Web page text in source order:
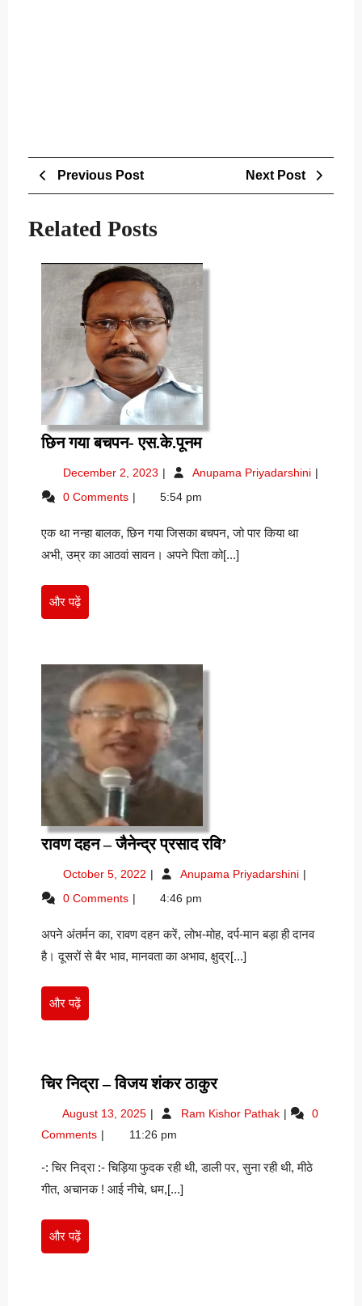
Post
navigation
Previous PostPrevious
Next Post
Related Posts
छिन गया बचपन- एस.के.पूनमछिन
बचपन-
एस.के.पूनम
December 2, 2023 December
2023
Anupama Priyadarshini छिन
0 Comments 5:54 pm
एक था नन्हा बालक, छिन गया जिसका बचपन, जो पार किया था
अभी, उम्र का आठवां सावन। अपने पिता को[...]
और पढ़ेंऔर
पढ़ें
रावण दहन – जैनेन्द्र प्रसाद रवि’
–
रवि’
October 5, 2022 October
2022
Anupama Priyadarshini रावण
प्रसाद
0 Comments 4:46 pm
अपने अंतर्मन का, रावण दहन करें, लोभ-मोह, दर्प-मान बड़ा ही दानव
है। दूसरों से बैर भाव, मानवता का अभाव, क्षुद्र[...]
और पढ़ेंऔर
पढ़ें
चिर निद्रा – विजय शंकर ठाकुरचिर
–
शंकर
ठाकुर
August 13, 2025 August
2025
Ram Kishor Pathak चिर
विजय
शंकर
0
Comments
11:26 pm
-: चिर निद्रा :- चिड़िया फुदक रही थी, डाली पर, सुना रही थी, मीठे
गीत, अचानक ! आई नीचे, धम,[...]
और पढ़ेंऔर
पढ़ें